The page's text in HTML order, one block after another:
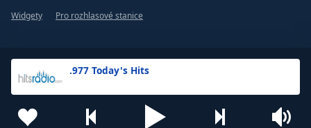
.977 Today's Hits
Widgety
Pro rozhlasové stanice